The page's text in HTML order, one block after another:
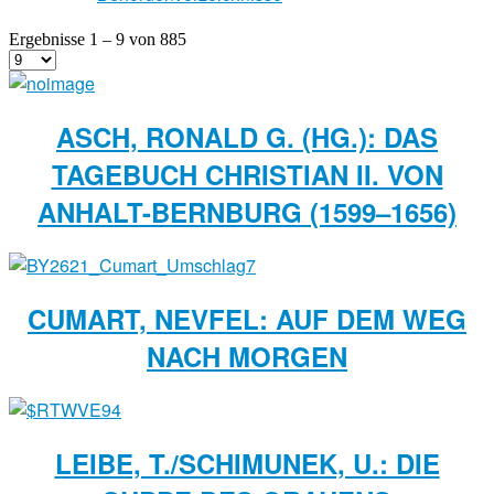
Ergebnisse 1 – 9 von 885
ASCH, RONALD G. (HG.): DAS
TAGEBUCH CHRISTIAN II. VON
ANHALT-BERNBURG (1599–1656)
CUMART, NEVFEL: AUF DEM WEG
NACH MORGEN
LEIBE, T./SCHIMUNEK, U.: DIE